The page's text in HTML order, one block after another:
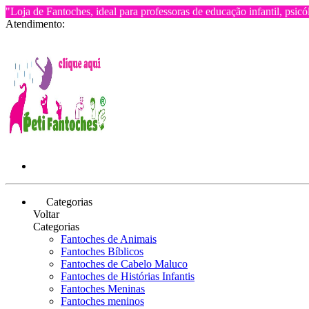
"Loja de Fantoches, ideal para professoras de educação infantil,
Atendimento:
Categorias
Voltar
Categorias
Fantoches de Animais
Fantoches Bíblicos
Fantoches de Cabelo Maluco
Fantoches de Histórias Infantis
Fantoches Meninas
Fantoches meninos